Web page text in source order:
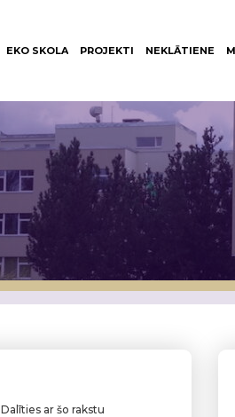
EKO SKOLA PROJEKTI NEKLĀTIENE
Dalīties ar šo rakstu